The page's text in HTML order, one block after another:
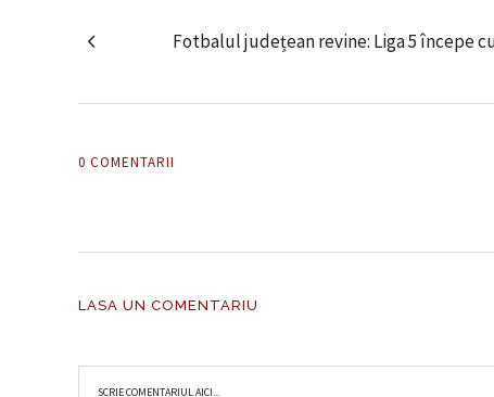
Fotbalul județean revine: Liga 5 începe
0 COMENTARII
LASA UN COMENTARIU